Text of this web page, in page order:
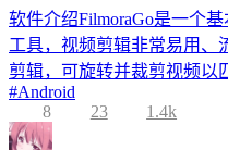
软件介绍FilmoraGo是一个
工具，视频剪辑非常易用、
剪辑，可旋转并裁剪视频以
#Android
8
23 1.4k